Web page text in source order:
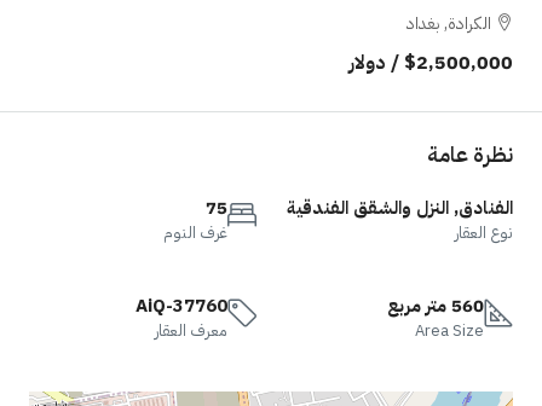
الكرادة, بغداد
$2,500,000 / دولار
نظرة عامة
الفنادق, النزل والشقق الفندقية
نوع العقار
75
غرف النوم
560 متر مربع
Area Size
AiQ-37760
معرف العقار